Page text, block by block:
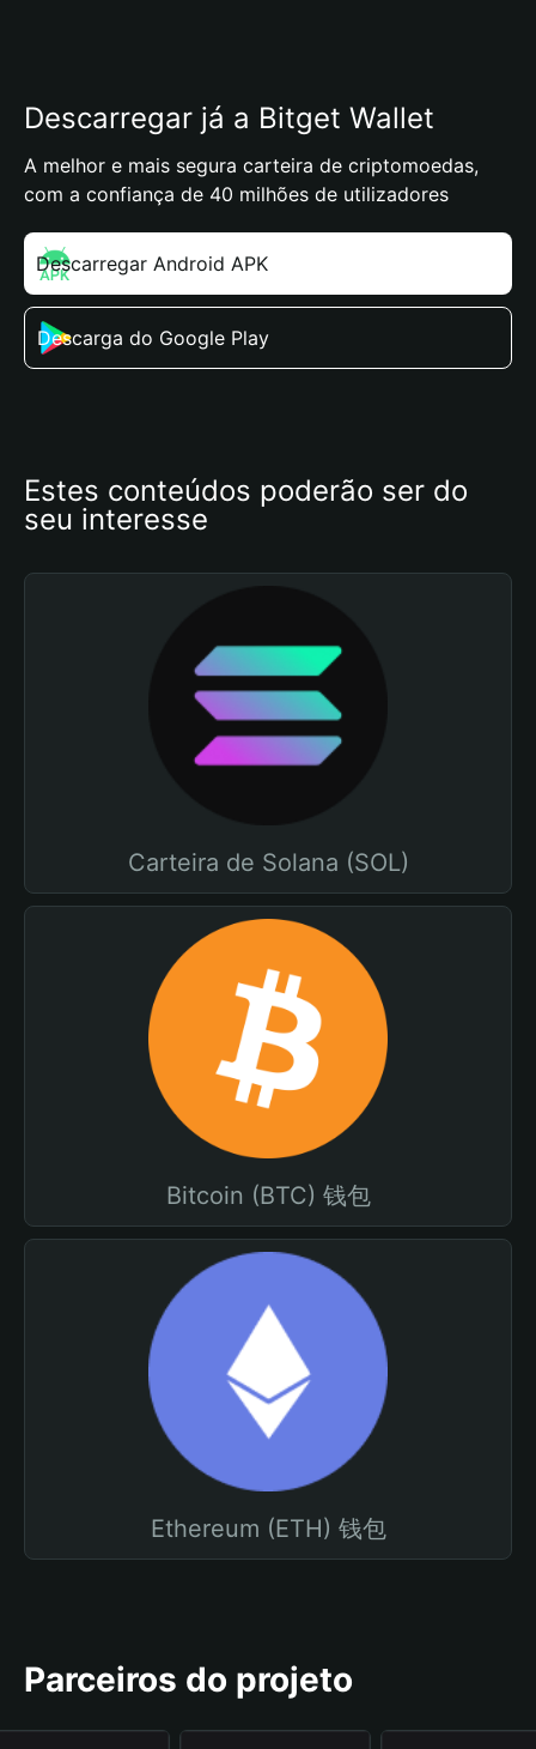
Descarregar já a Bitget Wallet
A melhor e mais segura carteira de criptomoedas,
com a confiança de 40 milhões de utilizadores
Descarregar Android APK
Descarga do Google Play
Estes conteúdos poderão ser do
seu interesse
Carteira de Solana (SOL)
Bitcoin (BTC) 钱包
Ethereum (ETH) 钱包
Parceiros do projeto